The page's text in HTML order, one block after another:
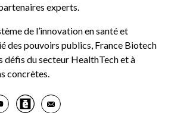
experts.
de l’innovation en santé et
des pouvoirs publics, France Biotech
défis du secteur HealthTech et à
concrètes.